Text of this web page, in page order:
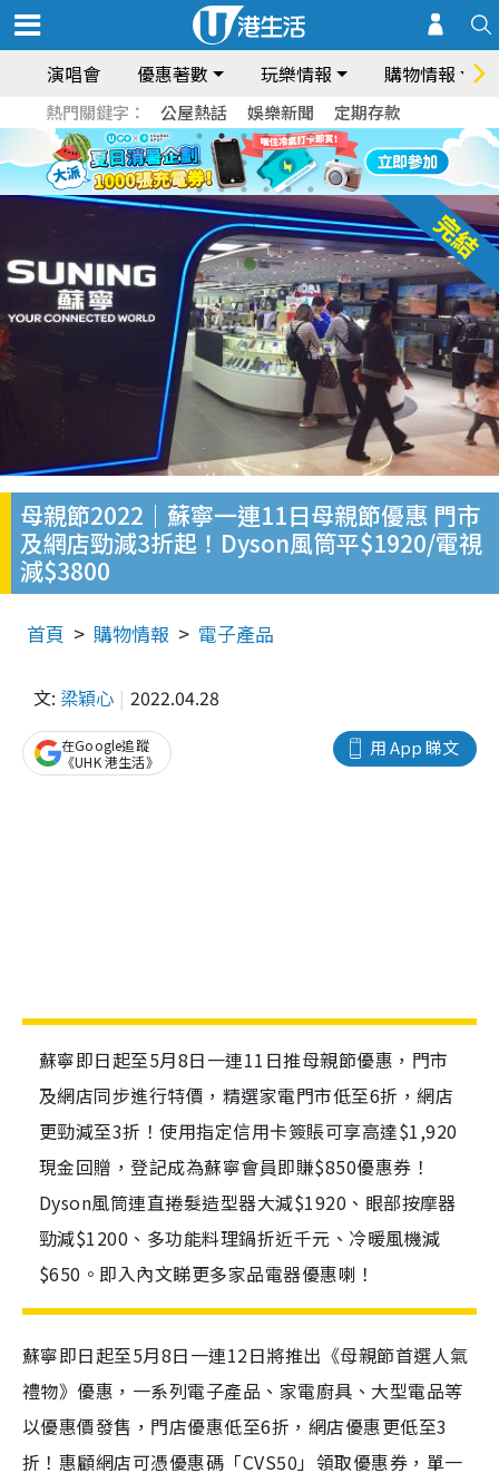
演唱會 優惠著數 玩樂情報 購物情報
熱門關鍵字： 公屋熱話 娛樂新聞 定期存款
母親節2022｜蘇寧一連11日母親節優惠 門市
及網店勁減3折起！Dyson風筒平$1920/電視
減$3800
首頁 購物情報 電子產品
文: 梁穎心 2022.04.28
用 App 睇文
在Google追蹤
《UHK 港生活》
蘇寧即日起至5月8日一連11日推母親節優惠，門市
及網店同步進行特價，精選家電門市低至6折，網店
更勁減至3折！使用指定信用卡簽賬可享高達$1,920
現金回贈，登記成為蘇寧會員即賺$850優惠券！
Dyson風筒連直捲髮造型器大減$1920、眼部按摩器
勁減$1200、多功能料理鍋折近千元、冷暖風機減
$650。即入內文睇更多家品電器優惠喇！
蘇寧即日起至5月8日一連12日將推出《母親節首選人氣
禮物》優惠，一系列電子產品、家電廚具、大型電品等
以優惠價發售，門店優惠低至6折，網店優惠更低至3
折！惠顧網店可憑優惠碼「CVS50」領取優惠券，單一